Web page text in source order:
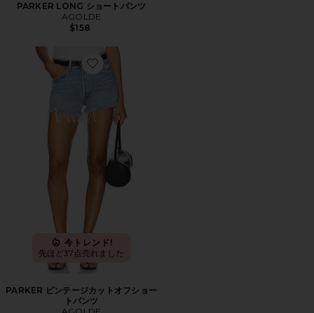
PARKER LONG ショートパンツ
AGOLDE
$158
Favorite PARKER ビンテージカットオフショートパンツ
今トレンド!
先ほど37点売れました
PARKER ビンテージカットオフショー
トパンツ